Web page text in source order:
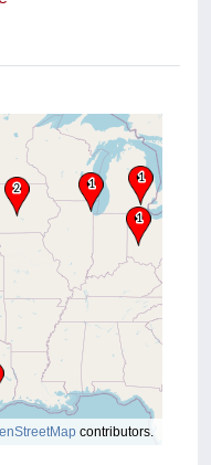
contributors.